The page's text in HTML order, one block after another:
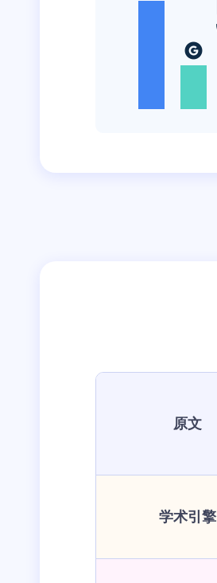
原文
学术引擎